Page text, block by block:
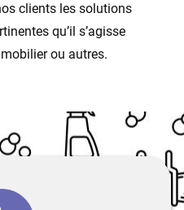
clients les solutions
qu’il s’agisse
ou autres.